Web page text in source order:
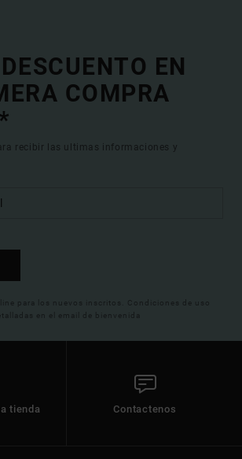
EN
COMPRA
recibir las ultimas informaciones y
para los nuevos inscritos. Condiciones de uso
en el email de bienvenida
tienda Contactenos